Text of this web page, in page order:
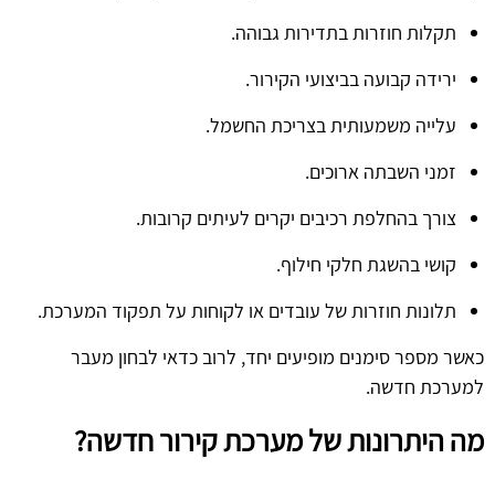
תקלות חוזרות בתדירות גבוהה.
ירידה קבועה בביצועי הקירור.
עלייה משמעותית בצריכת החשמל.
זמני השבתה ארוכים.
צורך בהחלפת רכיבים יקרים לעיתים קרובות.
קושי בהשגת חלקי חילוף.
תלונות חוזרות של עובדים או לקוחות על תפקוד המערכת.
כאשר מספר סימנים מופיעים יחד, לרוב כדאי לבחון מעבר
למערכת חדשה.
מה היתרונות של מערכת קירור חדשה?